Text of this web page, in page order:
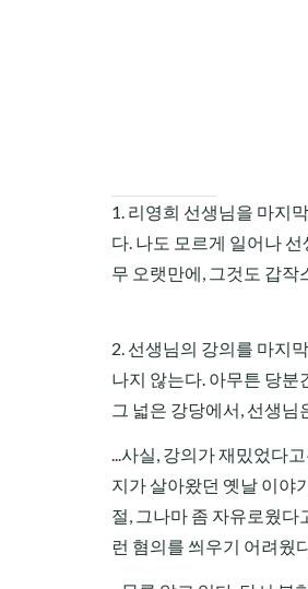
1. 리영희 선생님을 마지
다. 나도 모르게 일어나
무 오랫만에, 그것도 갑작
2. 선생님의 강의를 마지
나지 않는다. 아무튼 당분
그 넓은 강당에서, 선생님
...사실, 강의가 재밌었다
지가 살아왔던 옛날 이야
절, 그나마 좀 자유로웠다
런 혐의를 씌우기 어려웠